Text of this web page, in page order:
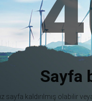
Sayfa
sayfa kaldırılmış olabilir